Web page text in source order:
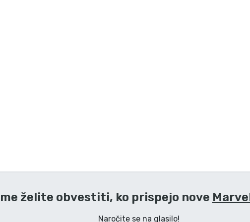
želite obvestiti, ko prispejo nove
Naročite se na glasilo!